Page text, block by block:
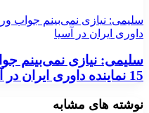
داوری ایران در آسیا
سلیمی: نیازی نمی‌بینم
15 نماینده داوری ایران در آسیا
نوشته های مشابه